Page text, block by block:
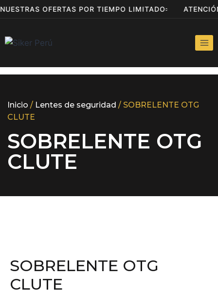
NUESTRAS OFERTAS POR TIEMPO LIMITADO
Inicio / Lentes de seguridad / SOBRELENTE OTG
CLUTE
SOBRELENTE OTG
CLUTE
SOBRELENTE OTG
CLUTE